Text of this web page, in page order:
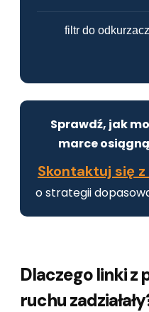
filtr do
Sprawdź, jak
marce
Skontaktuj się z
o strategii
Dlaczego linki z
ruchu